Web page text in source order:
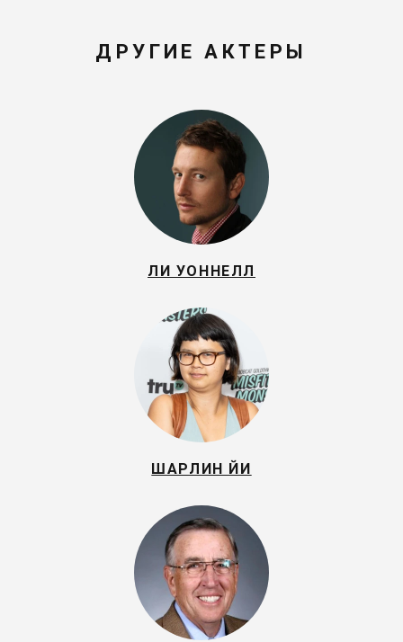
ДРУГИЕ АКТЕРЫ
ЛИ УОННЕЛЛ
ШАРЛИН ЙИ